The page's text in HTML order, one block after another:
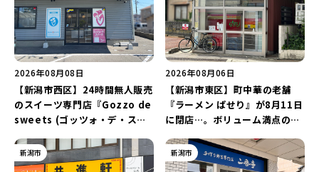
2026年08月08日
【新潟市西区】24時間無人販売
のスイーツ専門店『Gozzo de
sweets (ゴッツォ・デ・スイ
店…。一部商品は姉妹店で販売
継続！
2026年08月06日
【新潟市東区】町中華の老舗
『ラーメン ぱせり』が8月11日
に閉店…。ボリューム満点の名
新潟市 新潟市